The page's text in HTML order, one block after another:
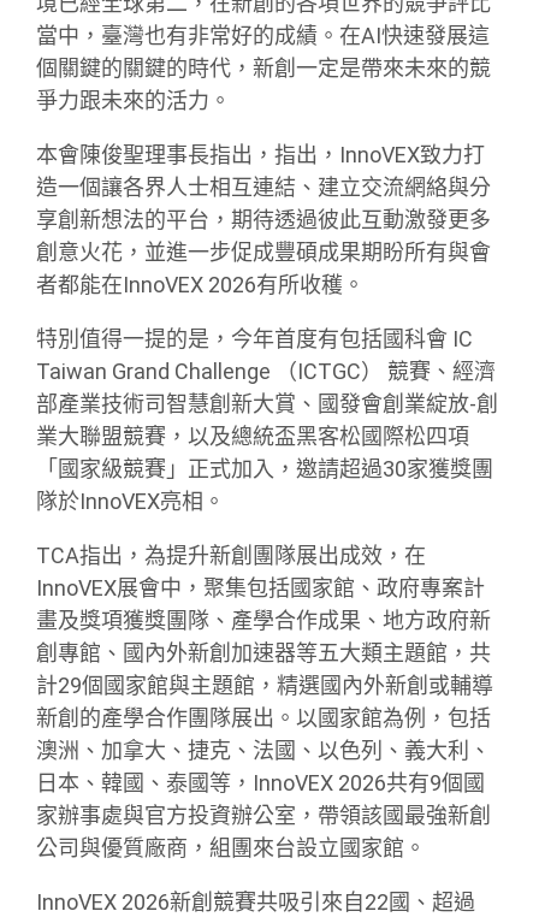
當中，臺灣也有非常好的成績。在AI快速發展這
個關鍵的關鍵的時代，新創一定是帶來未來的競
爭力跟未來的活力。
本會陳俊聖理事長指出，指出，InnoVEX致力打
造一個讓各界人士相互連結、建立交流網絡與分
享創新想法的平台，期待透過彼此互動激發更多
創意火花，並進一步促成豐碩成果期盼所有與會
者都能在InnoVEX 2026有所收穫。
特別值得一提的是，今年首度有包括國科會 IC
Taiwan Grand Challenge （ICTGC） 競賽、經濟
部產業技術司智慧創新大賞、國發會創業綻放-創
業大聯盟競賽，以及總統盃黑客松國際松四項
「國家級競賽」正式加入，邀請超過30家獲獎團
隊於InnoVEX亮相。
TCA指出，為提升新創團隊展出成效，在
InnoVEX展會中，聚集包括國家館、政府專案計
畫及獎項獲獎團隊、產學合作成果、地方政府新
創專館、國內外新創加速器等五大類主題館，共
計29個國家館與主題館，精選國內外新創或輔導
新創的產學合作團隊展出。以國家館為例，包括
澳洲、加拿大、捷克、法國、以色列、義大利、
日本、韓國、泰國等，InnoVEX 2026共有9個國
家辦事處與官方投資辦公室，帶領該國最強新創
公司與優質廠商，組團來台設立國家館。
InnoVEX 2026新創競賽共吸引來自22國、超過